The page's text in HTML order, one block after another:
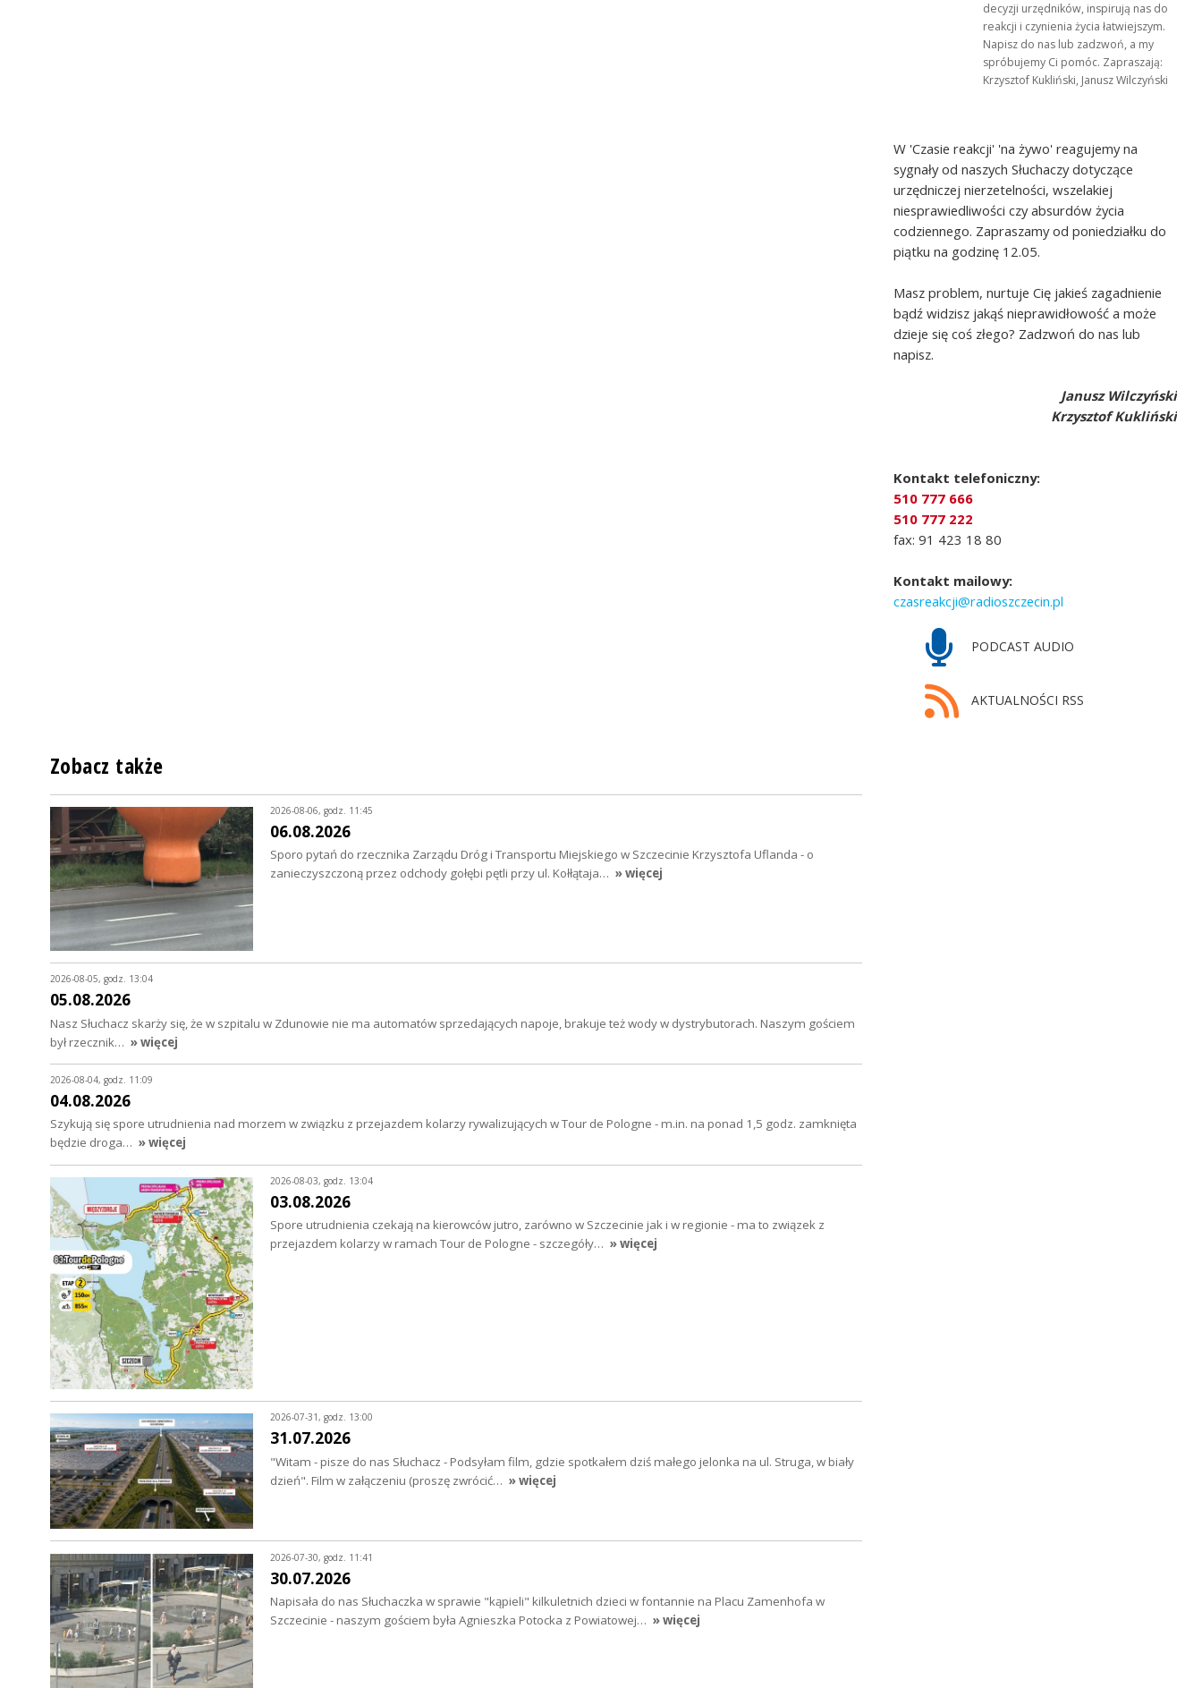
decyzji urzędników, inspirują nas do
reakcji i czynienia życia łatwiejszym.
Napisz do nas lub zadzwoń, a my
spróbujemy Ci pomóc. Zapraszają:
Krzysztof Kukliński, Janusz Wilczyński
W 'Czasie reakcji' 'na żywo' reagujemy na
sygnały od naszych Słuchaczy dotyczące
urzędniczej nierzetelności, wszelakiej
niesprawiedliwości czy absurdów życia
codziennego. Zapraszamy od poniedziałku do
piątku na godzinę 12.05.
Masz problem, nurtuje Cię jakieś zagadnienie
bądź widzisz jakąś nieprawidłowość a może
dzieje się coś złego? Zadzwoń do nas lub
napisz.
Janusz Wilczyński
Krzysztof Kukliński
Kontakt telefoniczny:
510 777 666
510 777 222
fax: 91 423 18 80
Kontakt mailowy:
czasreakcji@radioszczecin.pl
PODCAST AUDIO
AKTUALNOŚCI RSS
Zobacz także
2026-08-06, godz. 11:45
06.08.2026
Sporo pytań do rzecznika Zarządu Dróg i Transportu Miejskiego w Szczecinie Krzysztofa Uflanda - o
zanieczyszczoną przez odchody gołębi pętli przy ul. Kołłątaja… » więcej
2026-08-05, godz. 13:04
05.08.2026
Nasz Słuchacz skarży się, że w szpitalu w Zdunowie nie ma automatów sprzedających napoje, brakuje też wody w dystrybutorach. Naszym gościem
był rzecznik… » więcej
2026-08-04, godz. 11:09
04.08.2026
Szykują się spore utrudnienia nad morzem w związku z przejazdem kolarzy rywalizujących w Tour de Pologne - m.in. na ponad 1,5 godz. zamknięta
będzie droga… » więcej
2026-08-03, godz. 13:04
03.08.2026
Spore utrudnienia czekają na kierowców jutro, zarówno w Szczecinie jak i w regionie - ma to związek z
przejazdem kolarzy w ramach Tour de Pologne - szczegóły… » więcej
2026-07-31, godz. 13:00
31.07.2026
"Witam - pisze do nas Słuchacz - Podsyłam film, gdzie spotkałem dziś małego jelonka na ul. Struga, w biały
dzień". Film w załączeniu (proszę zwrócić… » więcej
2026-07-30, godz. 11:41
30.07.2026
Napisała do nas Słuchaczka w sprawie "kąpieli" kilkuletnich dzieci w fontannie na Placu Zamenhofa w
Szczecinie - naszym gościem była Agnieszka Potocka z Powiatowej… » więcej